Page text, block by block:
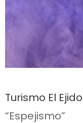
Turismo El Ejido
“Espejismo”